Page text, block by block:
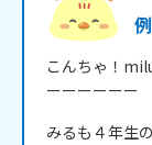
こんちゃ！
ーーーーーー
みるも４年生